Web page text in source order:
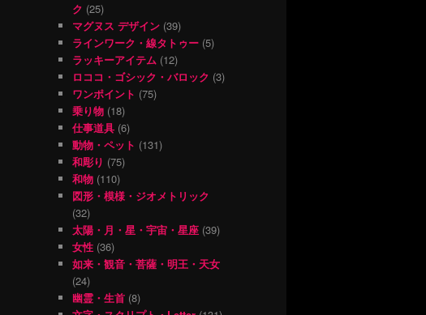
ク (25)
マグヌス デザイン (39)
ラインワーク・線タトゥー (5)
ラッキーアイテム (12)
ロココ・ゴシック・バロック (3)
ワンポイント (75)
乗り物 (18)
仕事道具 (6)
動物・ペット (131)
和彫り (75)
和物 (110)
図形・模様・ジオメトリック
(32)
太陽・月・星・宇宙・星座 (39)
女性 (36)
如来・観音・菩薩・明王・天女
(24)
幽霊・生首 (8)